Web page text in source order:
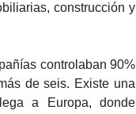
construcción y
controlaban 90%
de seis. Existe una
a Europa, donde